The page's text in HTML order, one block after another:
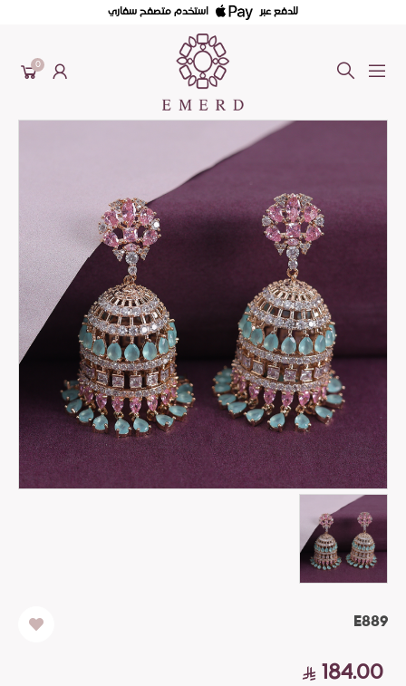
للدفع عبر استخدم متصفح سفاري
0
E889
184.00